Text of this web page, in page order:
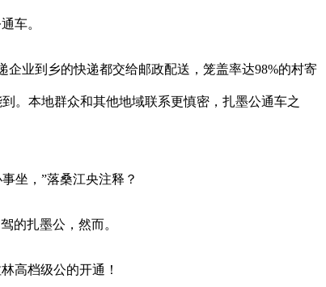
车。
业到乡的快递都交给邮政配送，笼盖率达98%的村寄
。本地群众和其他地域联系更慎密，扎墨公通车之
坐，”落桑江央注释？
的扎墨公，然而。
高档级公的开通！